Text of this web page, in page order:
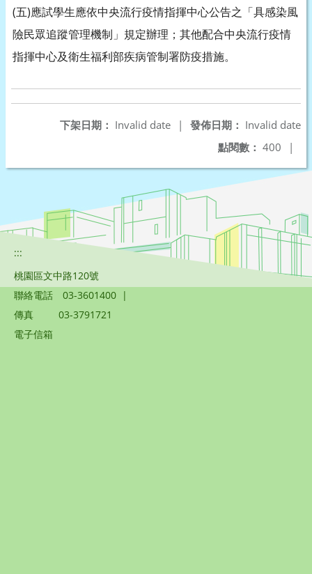
(五)應試學生應依中央流行疫情指揮中心公告之「具感染風
險民眾追蹤管理機制」規定辦理；其他配合中央流行疫情
指揮中心及衛生福利部疾病管制署防疫措施。
發佈日期： Invalid date
下架日期： Invalid date
|
點閱數： 400 |
:::
桃園區文中路120號
聯絡電話
03-3601400 |
傳真
03-3791721
電子信箱